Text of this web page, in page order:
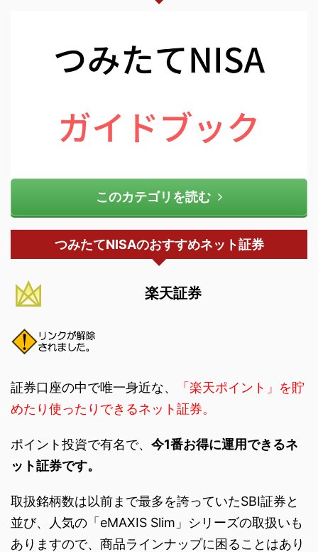
このカテゴリを読む
つみたてNISAのおすすめネット証券
楽天証券
証券口座の中で唯一身近な、
「楽天ポイント」を貯
めたり使ったりできるネット証券。
ポイント投資で有名で、 今1番お得に運用できるネ
ット証券です。
取扱銘柄数は以前まで最多を誇っていたSBI証券と
並び、人気の「eMAXIS Slim」シリーズの取扱いも
ありますので、商品ラインナップに困ることはあり